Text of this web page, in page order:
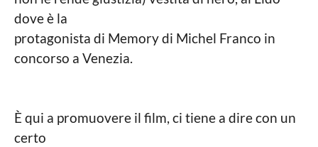
g
o
o
c
a
l
dove è la
protagonista di Memory di Michel Franco in
concorso a Venezia.
È qui a promuovere il film, ci tiene a dire con un
certo